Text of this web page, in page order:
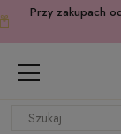
Przy zakupach